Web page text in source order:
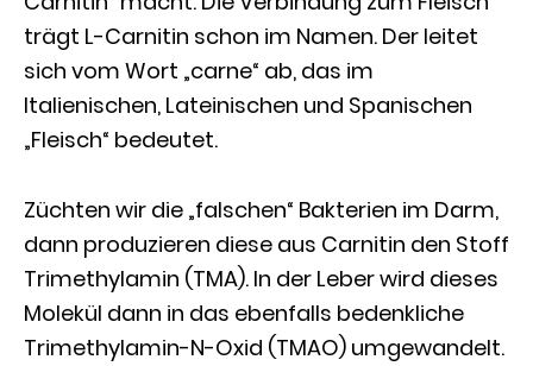
trägt L-Carnitin schon im Namen. Der leitet
sich vom Wort „carne“ ab, das im
Italienischen, Lateinischen und Spanischen
„Fleisch“ bedeutet.
Züchten wir die „falschen“ Bakterien im Darm,
dann produzieren diese aus Carnitin den Stoff
Trimethylamin (TMA). In der Leber wird dieses
Molekül dann in das ebenfalls bedenkliche
Trimethylamin-N-Oxid (TMAO) umgewandelt.